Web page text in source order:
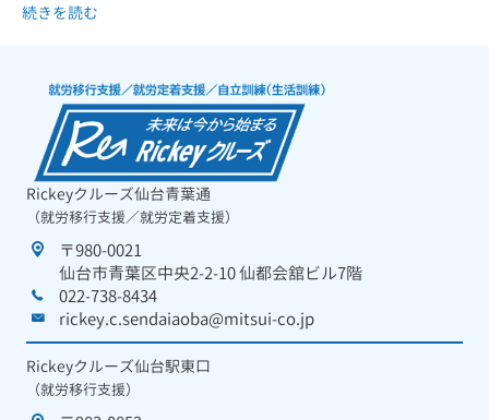
続きを読む
Rickeyクルーズ仙台青葉通
（就労移行支援／就労定着支援）
〒980-0021
仙台市青葉区中央2-2-10 仙都会舘ビル7階
022-738-8434
rickey.c.sendaiaoba@mitsui-co.jp
Rickeyクルーズ仙台駅東口
（就労移行支援）